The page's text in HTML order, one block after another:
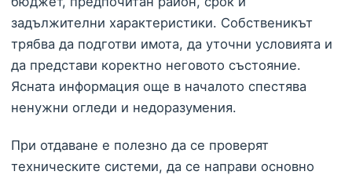
задължителни характеристики. Собственикът
трябва да подготви имота, да уточни условията и
да представи коректно неговото състояние.
Ясната информация още в началото спестява
ненужни огледи и недоразумения.
При отдаване е полезно да се проверят
техническите системи, да се направи основно